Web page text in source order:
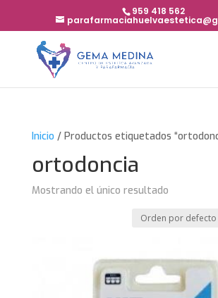
959 418 562
Inicio / Productos etiquetados
ortodoncia
Mostrando el único resultado